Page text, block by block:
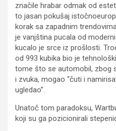
značile hrabar odmak od
to jasan pokušaj
korak sa zapadnim
je vanjština pucala od
kucalo je srce iz prošlosti.
od 993 kubika bio je
tome što se automobil, zbog
i zvuka, mogao “čuti i
ugledao”.
Unatoč tom paradoksu,
koji su ga pozicionirali